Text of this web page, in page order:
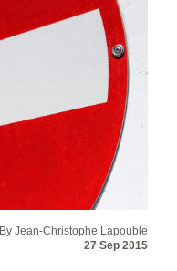
By Jean-Christophe Lapouble
27 Sep 2015